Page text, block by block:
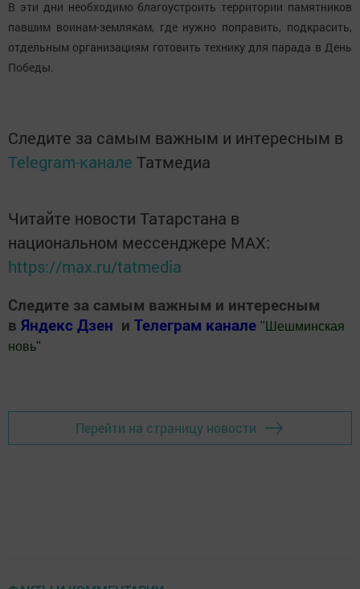
В эти дни необходимо благоустроить территории памятников
павшим воинам-землякам, где нужно поправить, подкрасить,
отдельным организациям готовить технику для парада в День
Победы.
Следите за самым важным и интересным в
Telegram-канале Татмедиа
Читайте новости Татарстана в
национальном мессенджере MАХ:
https://max.ru/tatmedia
Следите за самым важным и интересным
в Яндекс Дзен и Телеграм канале " Шешминская
новь"
Перейти на страницу новости